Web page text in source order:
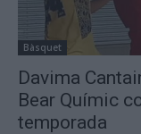
Bàsquet
Davima
Bear Químic
temporada